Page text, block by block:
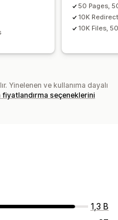
50 Pages,
10K
10K Files,
Yinelenen ve kullanıma dayalı
fiyatlandırma seçeneklerini
1,3 B